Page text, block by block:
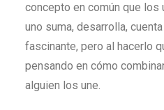
concepto en común que los
uno suma, desarrolla,
fascinante, pero al hacerlo
pensando en cómo
alguien los une.